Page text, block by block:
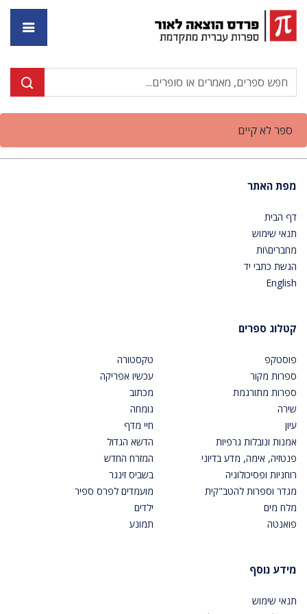
ספר לא קיים
מפת האתר
דף הבית
תנאי שימוש
מחברים\ות
הגשת כתבי יד
English
קטלוג ספרים
פוסטקפ
ספרות מקור
ספרות מתורגמת
שירה
עיון
אמנות ונובלות גרפיות
פנטזיה, אימה, מדע בדיוני
רוחניות ופסיכולוגיה
מגדר וספרות להטב"קית
מלח מים
פואנטה
טקסטורה
עכשיו אפריקה
מכתוב
גומחה
חיי מדף
הדשא הגדול
המזרח החדש
בשביס זינגר
מועמדים לפרס ספיר
ילדים
תמונע
מידע נוסף
תנאי שימוש